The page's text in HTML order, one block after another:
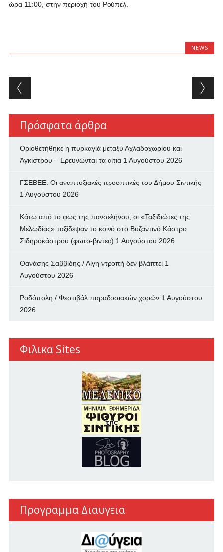
ώρα 11:00, στην περιοχή του Ρούπελ.
NEWS
Post navigation
Πρόσφατα άρθρα
Οριοθετήθηκε η πυρκαγιά μεταξύ Αχλαδοχωρίου και
Άγκιστρου – Ερευνώνται τα αίτια 1 Αυγούστου 2026
ΓΣΕΒΕΕ: Οι αναπτυξιακές προοπτικές του Δήμου Σιντικής
1 Αυγούστου 2026
Κάτω από το φως της πανσελήνου, οι «Ταξιδιώτες της
Μελωδίας» ταξίδεψαν το κοινό στο Βυζαντινό Κάστρο
Σιδηροκάστρου (φωτο-βιντεο) 1 Αυγούστου 2026
Θανάσης Σαββίδης / Λίγη ντροπή δεν βλάπτει 1
Αυγούστου 2026
Ροδόπολη / Φεστιβάλ παραδοσιακών χορών 1 Αυγούστου
2026
Φιλικα Sites
Προγραμμα Διαυγεια